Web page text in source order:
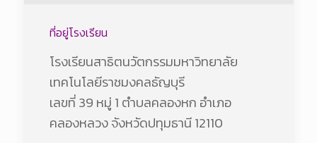
ที่อยู่โรงเรียน
โรงเรียนสาธิตนวัตกรรมมหาวิทยาลัย
เทคโนโลยีราชมงคลธัญบุรี
เลขที่ 39 หมู่ 1 ตำบลคลองหก อำเภอ
คลองหลวง จังหวัดปทุมธานี 12110